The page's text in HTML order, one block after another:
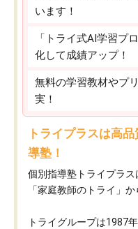
います！
「トライ式AI学習プ
化して成績アップ！
無料の学習教材やプ
実！
トライプラスは高
導塾！
個別指導塾トライプラ
「家庭教師のトライ」か
トライグループは1987